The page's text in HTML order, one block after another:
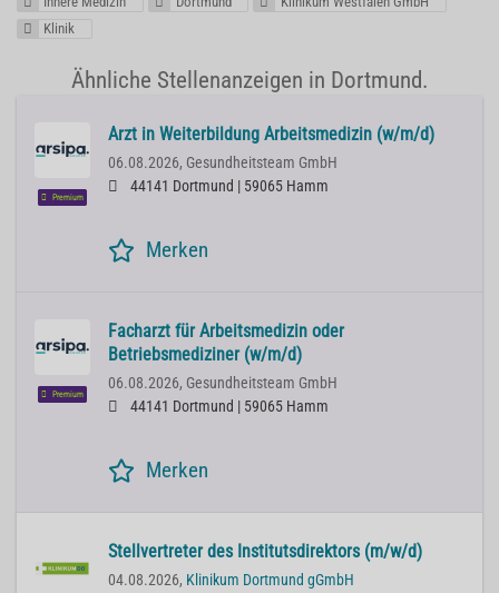
Klinik
Ähnliche Stellenanzeigen in Dortmund.
Premium
Arzt in Weiterbildung Arbeitsmedizin (w/m/d)
06.08.2026, Gesundheitsteam GmbH
44141 Dortmund | 59065 Hamm
Merken
Premium
Facharzt für Arbeitsmedizin oder
Betriebsmediziner (w/m/d)
06.08.2026, Gesundheitsteam GmbH
44141 Dortmund | 59065 Hamm
Merken
Stellvertreter des Institutsdirektors (m/w/d)
04.08.2026, Klinikum Dortmund gGmbH